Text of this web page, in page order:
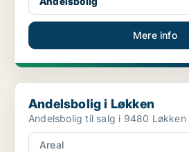
Mere info
Andelsbolig i Løkken
Andelsbolig i Løkken
Areal